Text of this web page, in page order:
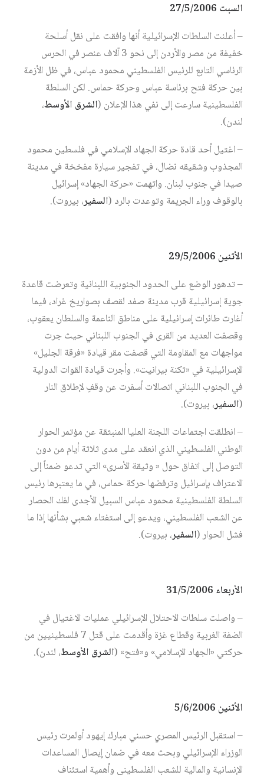
السبت 27/5/2006
– أعلنت السلطات الإسرائيلية أنها وافقت على نقل أسلحة
خفيفة من مصر والأردن إلى نحو 3 آلاف عنصر في الحرس
الرئاسي التابع للرئيس الفلسطيني محمود عباس، في ظل الأزمة
بين حركة فتح برئاسة عباس وحركة حماس. لكن السلطة
الفلسطينية سارعت إلى نفي هذا الإعلان (الشرق الأوسط،
لندن).
– اغتيل أحد قادة حركة الجهاد الإسلامي في فلسطين محمود
المجذوب وشقيقه نضال، في تفجير سيارة مفخخة في مدينة
صيدا في جنوب لبنان. واتهمت «حركة الجهاد» إسرائيل
بالوقوف وراء الجريمة وتوعدت بالرد (السفير، بيروت).
الأثنين 29/5/2006
– تدهور الوضع على الحدود الجنوبية اللبنانية وتعرضت قاعدة
جوية إسرائيلية قرب مدينة صفد لقصف بصواريخ غراد، فيما
أغارت طائرات إسرائيلية على مناطق الناعمة والسلطان يعقوب،
وقصفت العديد من القرى في الجنوب اللبناني حيث جرت
مواجهات مع المقاومة التي قصفت مقر قيادة «فرقة الجليل»
الإسرائيلية في «ثكنة بيرانيت». وأجرت قيادة القوات الدولية
في الجنوب اللبناني اتصالات أسفرت عن وقفٍ لإطلاق النار
(السفير، بيروت).
– انطلقت اجتماعات اللجنة العليا المنبثقة عن مؤتمر الحوار
الوطني الفلسطيني الذي انعقد على مدى ثلاثة أيام من دون
التوصل إلى اتفاق حول « وثيقة الأسرى» التي تدعو ضمناً إلى
الاعتراف بإسرائيل وترفضها حركة حماس، في ما يعتبرها رئيس
السلطة الفلسطينية محمود عباس السبيل الأجدى لفك الحصار
عن الشعب الفلسطيني، ويدعو إلى استفتاء شعبي بشأنها إذا ما
فشل الحوار (السفير، بيروت).
الأربعاء 31/5/2006
– واصلت سلطات الاحتلال الإسرائيلي عمليات الاغتيال في
الضفة الغربية وقطاع غزة وأقدمت على قتل 7 فلسطينيين من
حركتي «الجهاد الإسلامي» و«فتح» (الشرق الأوسط، لندن).
الأثنين 5/6/2006
– استقبل الرئيس المصري حسني مبارك إيهود أولمرت رئيس
الوزراء الإسرائيلي وبحث معه في ضمان إيصال المساعدات
الإنسانية والمالية للشعب الفلسطيني وأهمية استئناف